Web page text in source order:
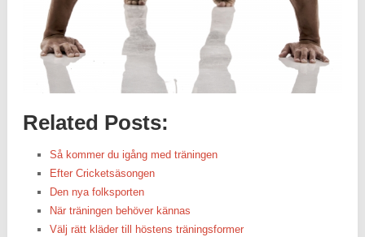
Related Posts:
Så kommer du igång med träningen
Efter Cricketsäsongen
Den nya folksporten
När träningen behöver kännas
Välj rätt kläder till höstens träningsformer